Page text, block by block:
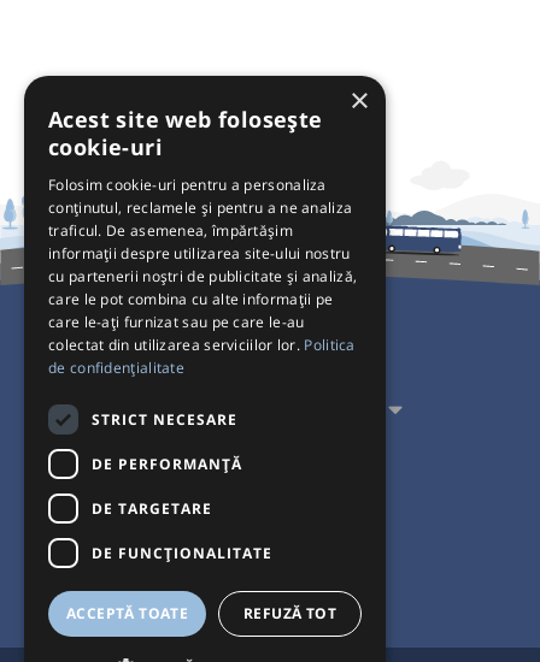
Pentru Călători
Pentru Transportatori
Interacționăm
Acceptăm plăți cu
×
Acest site web folosește
cookie-uri
Folosim cookie-uri pentru a personaliza
conținutul, reclamele și pentru a ne analiza
traficul. De asemenea, împărtășim
informații despre utilizarea site-ului nostru
cu partenerii noștri de publicitate și analiză,
care le pot combina cu alte informații pe
care le-ați furnizat sau pe care le-au
colectat din utilizarea serviciilor lor. Politica
de confidențialitate
STRICT NECESARE
DE PERFORMANȚĂ
DE TARGETARE
DE FUNCŢIONALITATE
ACCEPTĂ TOATE REFUZĂ TOT